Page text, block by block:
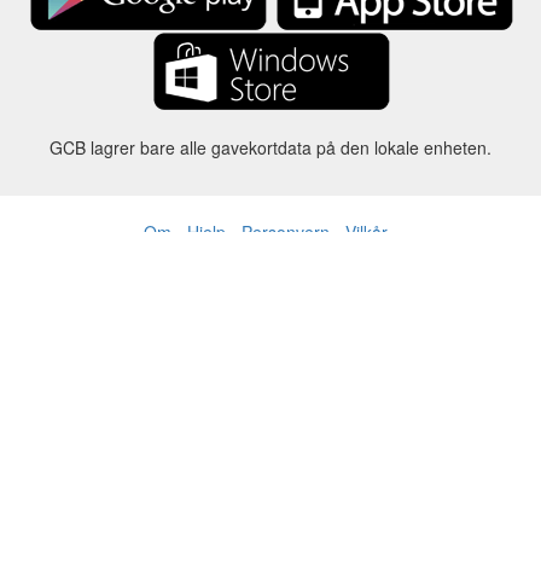
GCB lagrer bare alle gavekortdata på den lokale enheten.
Om Hjelp Personvern Vilkår-